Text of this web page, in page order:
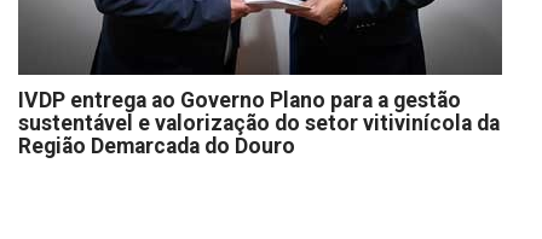
IVDP entrega ao Governo Plano para a gestão
sustentável e valorização do setor vitivinícola da
Região Demarcada do Douro